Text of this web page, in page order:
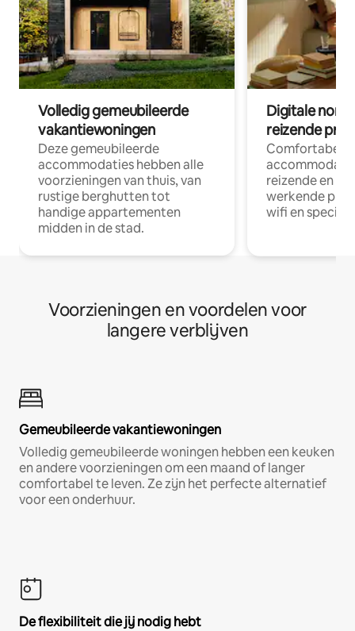
Volledig gemeubileerde
vakantiewoningen
Deze gemeubileerde
accommodaties hebben alle
voorzieningen van thuis, van
rustige berghutten tot
handige appartementen
midden in de stad.
Digitale
reizende
Comfortabele
reizende en
werkende
wifi en
Voorzieningen en voordelen voor
langere verblijven
Gemeubileerde vakantiewoningen
Volledig gemeubileerde woningen hebben een keuken
en andere voorzieningen om een maand of langer
comfortabel te leven. Ze zijn het perfecte alternatief
voor een onderhuur.
De flexibiliteit die jij nodig hebt